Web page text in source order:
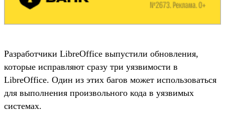
Разработчики LibreOffice выпустили обновления,
которые исправляют сразу три уязвимости в
LibreOffice. Один из этих багов может использоваться
для выполнения произвольного кода в уязвимых
системах.